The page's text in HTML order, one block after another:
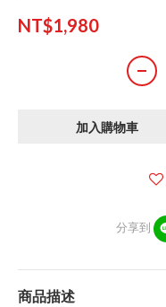
NT$1,980
加入購物車
分享到
商品描述